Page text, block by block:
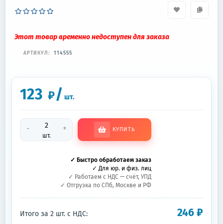
Этот товар временно недоступен для заказа
АРТИКУЛ: 114555
123 ₽/ шт.
-
шт.
+ КУПИТЬ
✓ Быстро обработаем заказ
✓ Для юр. и физ. лиц
✓ Работаем с НДС — счёт, УПД
✓ Отгрузка по СПб, Москве и РФ
Итого за 2 шт. с НДС: 246₽